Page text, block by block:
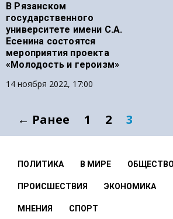
В Рязанском
государственного
университете имени С.А.
Есенина состоятся
мероприятия проекта
«Молодость и героизм»
14 ноября 2022, 17:00
← Ранее 1 2 3
ПОЛИТИКА В МИРЕ ОБЩЕСТВО
ПРОИСШЕСТВИЯ ЭКОНОМИКА
МНЕНИЯ СПОРТ